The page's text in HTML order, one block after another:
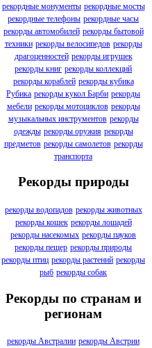
рекордные монументы рекордные мосты
рекордные телефоны рекордные часы
рекорды автомобилей рекорды бытовой
техники рекорды велосипедов рекорды
драгоценностей рекорды игрушек
рекорды книг рекорды коллекций
рекорды кораблей рекорды кубика
Рубика рекорды кукол Барби рекорды
мебели рекорды мотоциклов рекорды
музыкальных инструментов рекорды
одежды рекорды оружия рекорды
предметов рекорды самолетов рекорды
транспорта
Рекорды природы
рекорды водопадов рекорды животных
рекорды кошек рекорды лошадей
рекорды насекомых рекорды пауков
рекорды пещер рекорды природы
рекорды птиц рекорды растений рекорды
рыб рекорды собак
Рекорды по странам и
регионам
рекорды Австралии рекорды Австрии